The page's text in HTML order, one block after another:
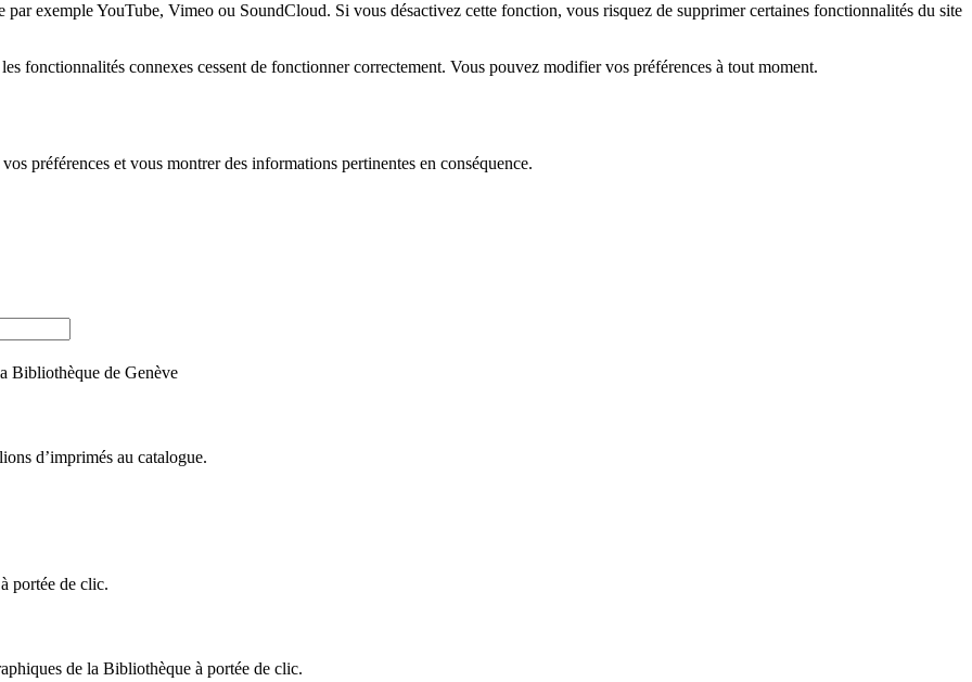
exemple YouTube, Vimeo ou SoundCloud. Si vous désactivez cette fonction, vous risquez de supprimer certaines fonctionnalités du site
fonctionnalités connexes cessent de fonctionner correctement. Vous pouvez modifier vos préférences à tout moment.
préférences et vous montrer des informations pertinentes en conséquence.
Bibliothèque de Genève
d’imprimés au catalogue.
portée de clic.
de la Bibliothèque à portée de clic.